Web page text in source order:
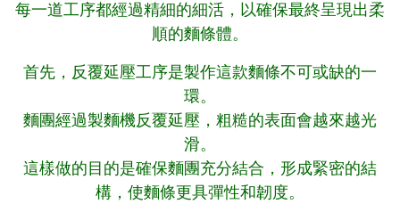
每一道工序都經過精細的細活，以確保最終呈現出柔
順的麵條體。
首先，反覆延壓工序是製作這款麵條不可或缺的一
環。
麵團經過製麵機反覆延壓，粗糙的表面會越來越光
滑。
這樣做的目的是確保麵團充分結合，形成緊密的結
構，使麵條更具彈性和韌度。